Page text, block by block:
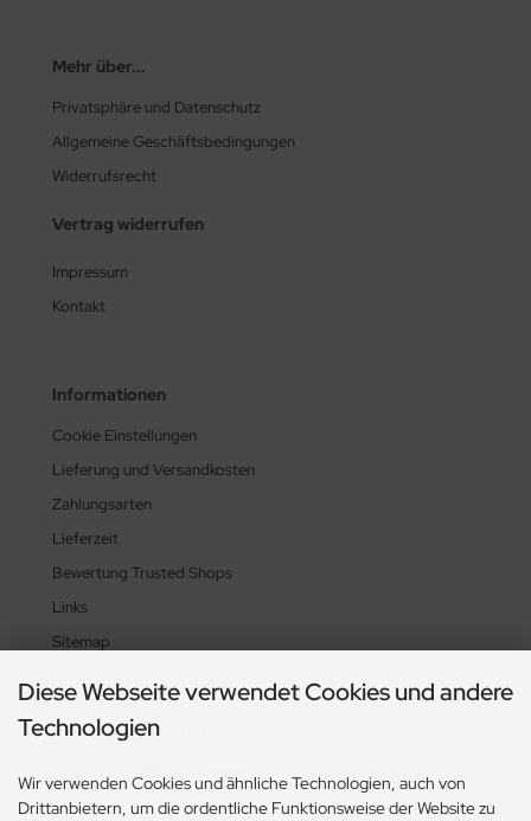
Mehr über...
Privatsphäre und Datenschutz
Allgemeine Geschäftsbedingungen
Widerrufsrecht
Vertrag widerrufen
Impressum
Kontakt
Informationen
Cookie Einstellungen
Lieferung und Versandkosten
Zahlungsarten
Lieferzeit
Bewertung Trusted Shops
Links
Sitemap
Zahlungsmethoden
Diese Webseite verwendet Cookies und andere
Technologien
Wir verwenden Cookies und ähnliche Technologien, auch von
Drittanbietern, um die ordentliche Funktionsweise der Website zu